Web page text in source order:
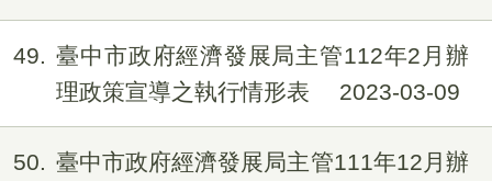
49
臺中市政府經濟發展局主管112年2月辦
理政策宣導之執行情形表
2023-03-09
50 臺中市政府經濟發展局主管111年12月辦